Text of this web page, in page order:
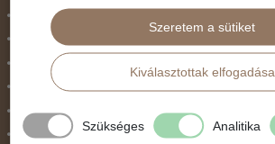
Belépőjegy
Egyéni út
Egzotikus út
Fesztiválok
Golfút
Gyalogtúra
Szeretem a sütiket
Kiválasztottak elfogadása
Szükséges Analitika